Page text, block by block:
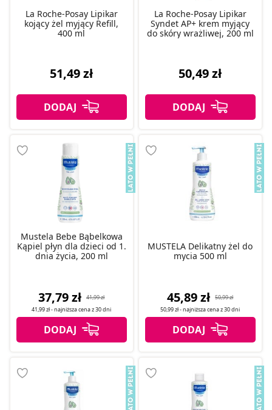
La Roche-Posay Lipikar
kojący żel myjący Refill,
400 ml
51,49 zł
La Roche-Posay Lipikar
Syndet AP+ krem myjący
do skóry wrażliwej, 200 ml
50,49 zł
Mustela Bebe Bąbelkowa
Kąpiel płyn dla dzieci od 1.
dnia życia, 200 ml
37,79 zł
41,99 zł
41,99 zł- najniższa cena z30 dni
MUSTELA Delikatny żel do
mycia 500 ml
45,89 zł
50,99 zł
50,99 zł- najniższa cena z30 dni